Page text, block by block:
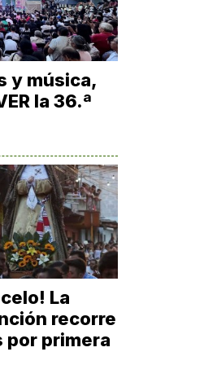
y música,
la 36.ª
La
recorre
por primera